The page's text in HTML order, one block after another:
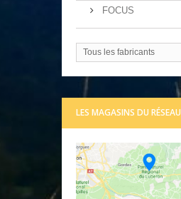
FOCUS
Tous les fabricants
LES MAGASINS DU